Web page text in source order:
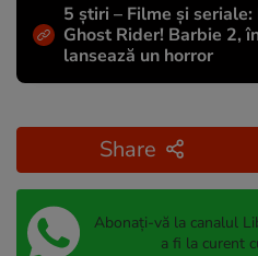
5 știri – Filme și
Ghost Rider! Barbie 2,
lansează un horror
Share
Abonați-vă la canalul
a fi la curent